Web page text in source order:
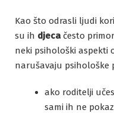
Kao što odrasli ljudi
su ih djeca često
neki psihološki aspekti
narušavaju psihološke
ako roditelji
sami ih ne